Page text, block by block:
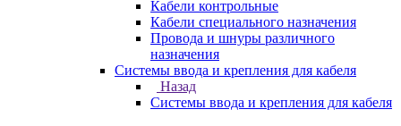
Кабели контрольные
Кабели специального назначения
Провода и шнуры различного
назначения
Системы ввода и крепления для кабеля
Назад
Системы ввода и крепления для кабеля